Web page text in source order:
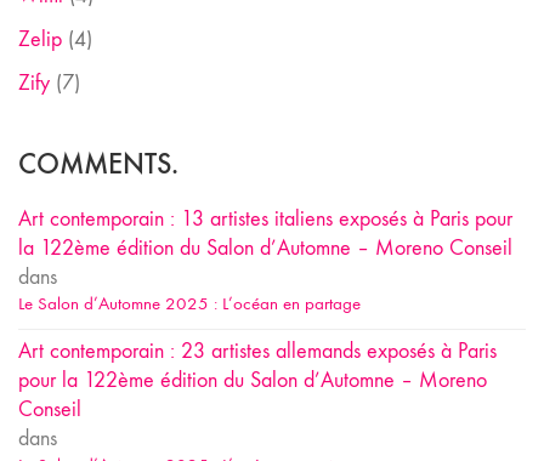
Zelip (4)
Zify (7)
COMMENTS.
Art contemporain : 13 artistes italiens exposés à Paris pour
la 122ème édition du Salon d’Automne – Moreno Conseil
dans
Le Salon d’Automne 2025 : L’océan en partage
Art contemporain : 23 artistes allemands exposés à Paris
pour la 122ème édition du Salon d’Automne – Moreno
Conseil
dans